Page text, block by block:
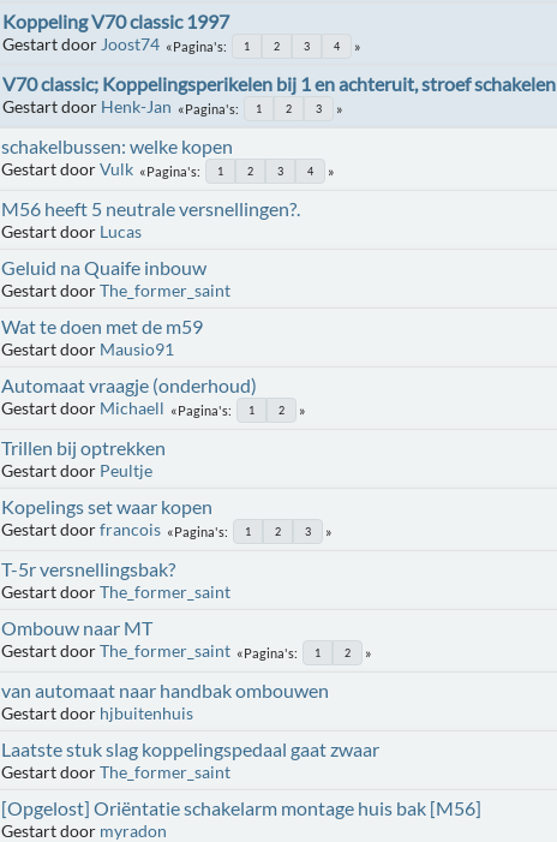
Koppeling V70 classic 1997
Gestart door Joost74 Pagina's 1 2 3 4
V70 classic; Koppelingsperikelen bij 1 en achteruit, stroef schakelen
Gestart door Henk-Jan Pagina's 1 2 3
schakelbussen: welke kopen
Gestart doorVulk Pagina's 1 2 3 4
M56 heeft 5 neutrale versnellingen?.
Gestart door Lucas
Geluid na Quaife inbouw
Gestart doorThe_former_saint
Wat te doen met de m59
Gestart door Mausio91
Automaat vraagje (onderhoud)
Gestart door Michaell Pagina's 1 2
Trillen bij optrekken
Gestart door Peultje
Kopelings set waar kopen
Gestart doorfrancois Pagina's 1 2 3
T-5r versnellingsbak?
Gestart doorThe_former_saint
Ombouw naar MT
Gestart doorThe_former_saint Pagina's 1 2
van automaat naar handbak ombouwen
Gestart door hjbuitenhuis
Laatste stuk slag koppelingspedaal gaat zwaar
Gestart doorThe_former_saint
[Opgelost] Oriëntatie schakelarm montage huis bak [M56]
Gestart door myradon